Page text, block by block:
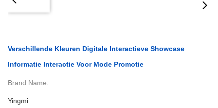
Verschillende Kleuren Digitale Interactieve Showcase
Informatie Interactie Voor Mode Promotie
Brand Name:
Yingmi